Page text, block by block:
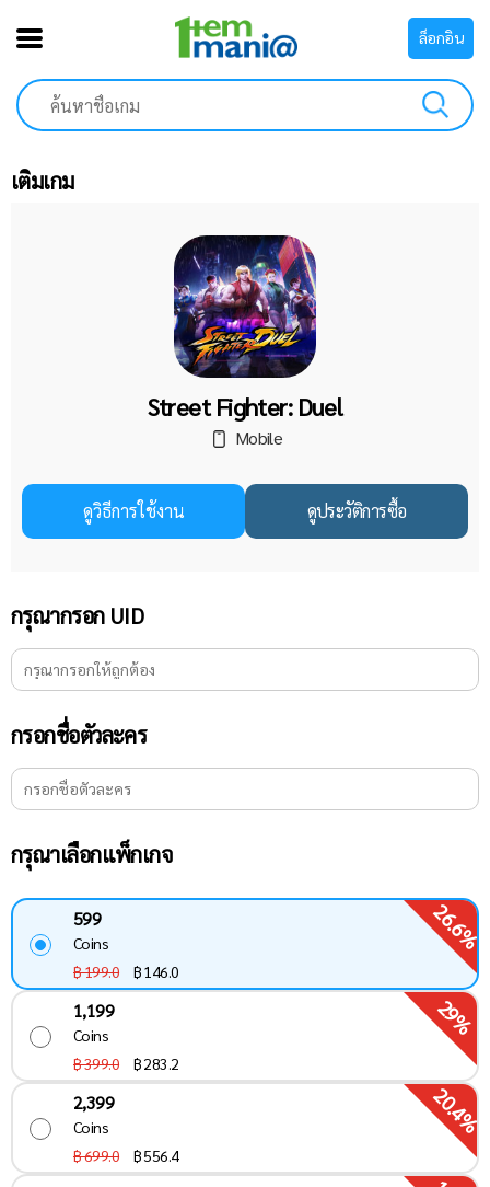
ล็อกอิน
เติมเกม
Street Fighter: Duel
Mobile
ดูวิธีการใช้งาน ดูประวัติการซื้อ
กรุณากรอก UID
กรอกชื่อตัวละคร
กรุณาเลือกแพ็กเกจ
599
Coins
฿ 199.0
฿146.0
26.6%
1,199
Coins
฿ 399.0
฿283.2
29%
2,399
Coins
฿ 699.0
฿556.4
20.4%